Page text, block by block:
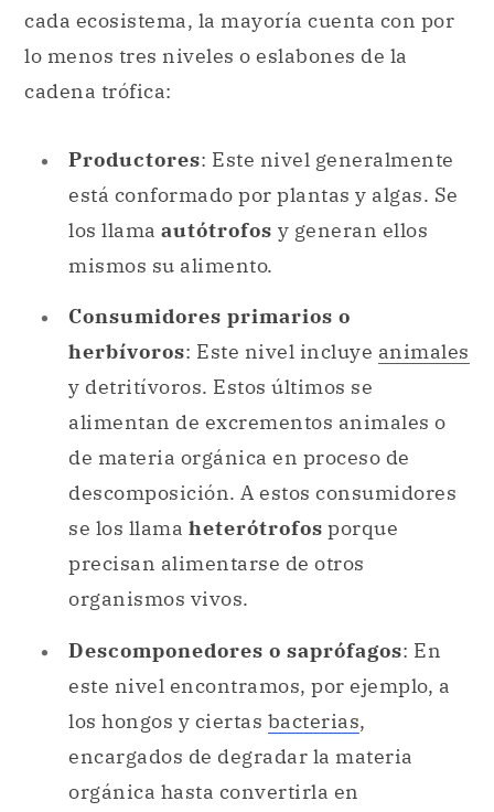
cada ecosistema, la mayoría cuenta con por
lo menos tres niveles o eslabones de la
cadena trófica:
Productores: Este nivel generalmente
está conformado por plantas y algas. Se
los llama autótrofos y generan ellos
mismos su alimento.
Consumidores primarios o
herbívoros: Este nivel incluye animales
y detritívoros. Estos últimos se
alimentan de excrementos animales o
de materia orgánica en proceso de
descomposición. A estos consumidores
se los llama heterótrofos porque
precisan alimentarse de otros
organismos vivos.
Descomponedores o saprófagos: En
este nivel encontramos, por ejemplo, a
los hongos y ciertas bacterias,
encargados de degradar la materia
orgánica hasta convertirla en